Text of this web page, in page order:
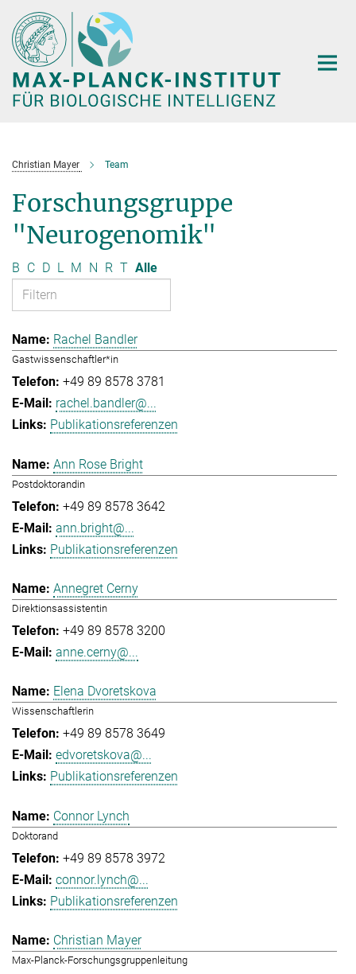
Hauptinhalt
Christian Mayer Team
Forschungsgruppe
"Neurogenomik"
B C D L M N R T Alle
Rachel Bandler
Gastwissenschaftler*in
+49 89 8578 3781
rachel.bandler@...
Publikationsreferenzen
Ann Rose Bright
Postdoktorandin
+49 89 8578 3642
ann.bright@...
Publikationsreferenzen
Annegret Cerny
Direktionsassistentin
+49 89 8578 3200
anne.cerny@...
Elena Dvoretskova
Wissenschaftlerin
+49 89 8578 3649
edvoretskova@...
Publikationsreferenzen
Connor Lynch
Doktorand
+49 89 8578 3972
connor.lynch@...
Publikationsreferenzen
Christian Mayer
Max-Planck-Forschungsgruppenleitung